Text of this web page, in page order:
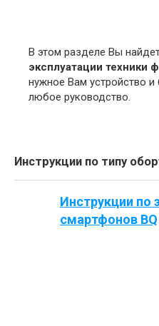
В этом разделе Вы
эксплуатации техники
нужное Вам устройство и
любое руководство.
Инструкции по типу
Инструкции по
смартфонов BQ